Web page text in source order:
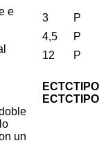
e
3
P
4,5
P
12
P
ECTCTIPO
ECTCTIPO
un